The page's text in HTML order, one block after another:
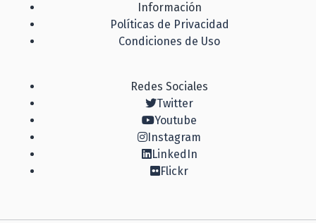
Información
Políticas de Privacidad
Condiciones de Uso
Redes Sociales
Twitter
Youtube
Instagram
LinkedIn
Flickr